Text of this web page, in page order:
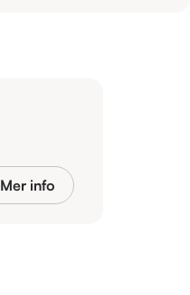
Mer info